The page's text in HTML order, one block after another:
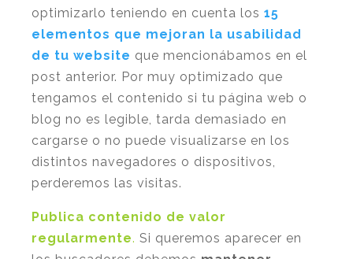
optimizarlo teniendo en cuenta los 15
elementos que mejoran la usabilidad
de tu website que mencionábamos en el
post anterior. Por muy optimizado que
tengamos el contenido si tu página web o
blog no es legible, tarda demasiado en
cargarse o no puede visualizarse en los
distintos navegadores o dispositivos,
perderemos las visitas.
Publica contenido de valor
regularmente. Si queremos aparecer en